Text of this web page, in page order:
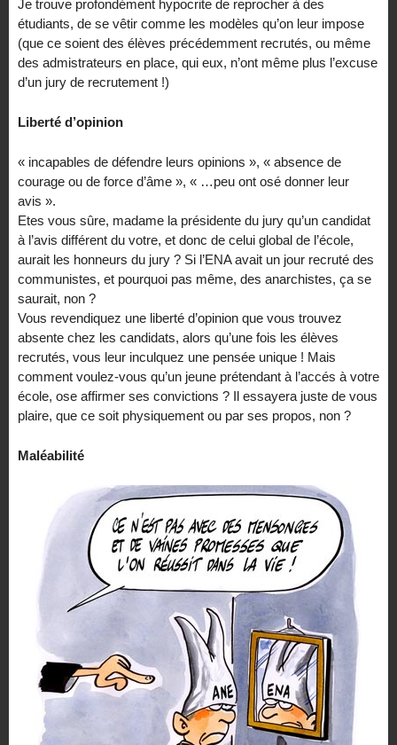
Je trouve profondément hypocrite de reprocher à des
étudiants, de se vêtir comme les modèles qu’on leur impose
(que ce soient des élèves précédemment recrutés, ou même
des admistrateurs en place, qui eux, n’ont même plus l’excuse
d’un jury de recrutement !)
Liberté d’opinion
« incapables de défendre leurs opinions », « absence de
courage ou de force d’âme », « …peu ont osé donner leur
avis ».
Etes vous sûre, madame la présidente du jury qu’un candidat
à l’avis différent du votre, et donc de celui global de l’école,
aurait les honneurs du jury ? Si l’ENA avait un jour recruté des
communistes, et pourquoi pas même, des anarchistes, ça se
saurait, non ?
Vous revendiquez une liberté d’opinion que vous trouvez
absente chez les candidats, alors qu’une fois les élèves
recrutés, vous leur inculquez une pensée unique ! Mais
comment voulez-vous qu’un jeune prétendant à l’accés à votre
école, ose affirmer ses convictions ? Il essayera juste de vous
plaire, que ce soit physiquement ou par ses propos, non ?
Maléabilité